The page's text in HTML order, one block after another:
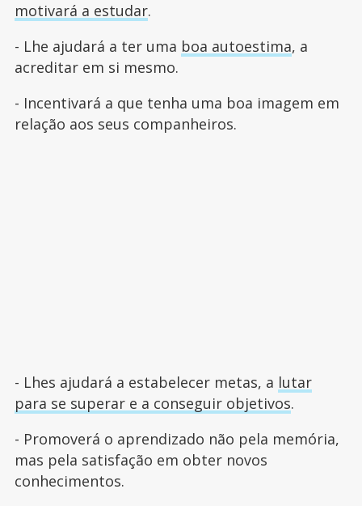
motivará a estudar.
- Lhe ajudará a ter uma boa autoestima, a
acreditar em si mesmo.
- Incentivará a que tenha uma boa imagem em
relação aos seus companheiros.
- Lhes ajudará a estabelecer metas, a lutar
para se superar e a conseguir objetivos.
- Promoverá o aprendizado não pela memória,
mas pela satisfação em obter novos
conhecimentos.